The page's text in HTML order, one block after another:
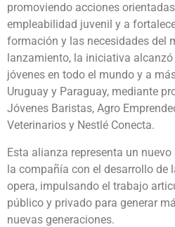
promoviendo acciones
empleabilidad juvenil y a
formación y las necesidades del
lanzamiento, la iniciativa
jóvenes en todo el mundo y a
Uruguay y Paraguay, mediante
Jóvenes Baristas, Agro
Veterinarios y Nestlé Conecta.
Esta alianza representa un
la compañía con el desarrollo de
opera, impulsando el trabajo
público y privado para generar
nuevas generaciones.